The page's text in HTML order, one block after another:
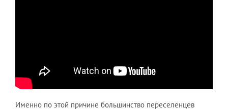
Именно по этой причине большинство переселенцев